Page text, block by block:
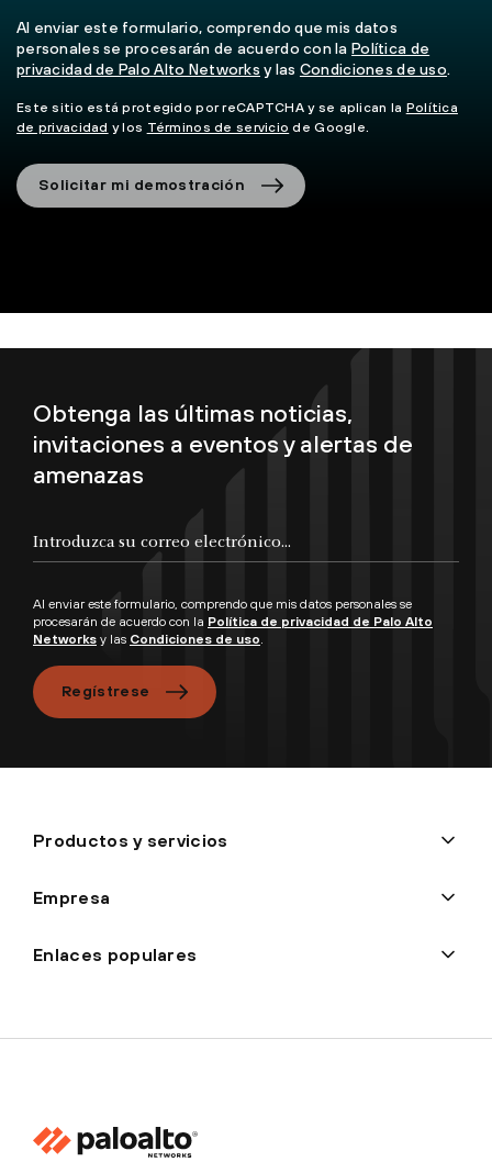
Al enviar este formulario, comprendo que mis datos
personales se procesarán de acuerdo con laPolítica de
privacidad de Palo Alto Networks y las Condiciones de uso.
Este sitio está protegido por reCAPTCHA y se aplican la Política
de privacidad y los Términos de servicio de Google.
Solicitar mi demostración
Obtenga las últimas noticias,
invitaciones a eventos y alertas de
amenazas
Al enviar este formulario, comprendo que mis datos personales se
procesarán de acuerdo con la Política de privacidad de Palo Alto
Networks y las Condiciones de uso
Regístrese
Productos y servicios
Empresa
Enlaces populares